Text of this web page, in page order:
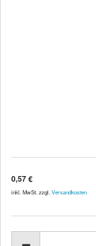
0,57 €
inkl. MwSt. zzgl. Versandkosten